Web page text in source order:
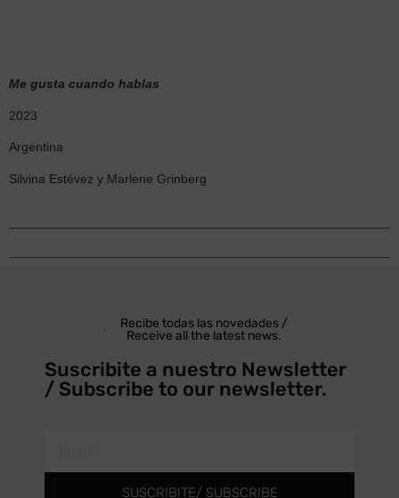
Me gusta cuando hablas
2023
Argentina
Silvina Estévez y Marlene Grinberg
Recibe todas las novedades /
Receive all the latest news.
Suscribite a nuestro Newsletter
/ Subscribe to our newsletter.
SUSCRIBITE/ SUBSCRIBE